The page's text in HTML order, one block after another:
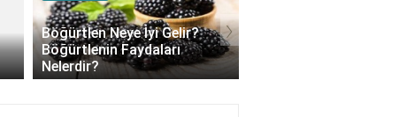
Böğürtlen Neye İyi Gelir?
Böğürtlenin Faydaları
Nelerdir?
›